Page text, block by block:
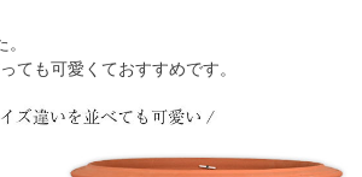
ても可愛くておすすめです。